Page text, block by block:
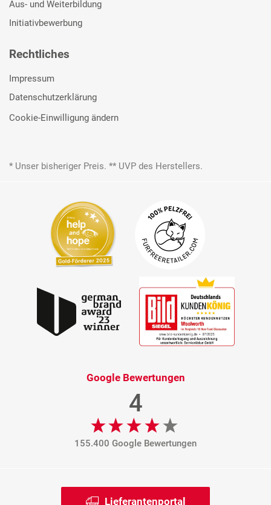
Aus- und Weiterbildung
Initiativbewerbung
Rechtliches
Impressum
Datenschutzerklärung
Cookie-Einwilligung ändern
* Unser bisheriger Preis. ** UVP des Herstellers.
Google Bewertungen
4
155.400 Google Bewertungen
Lieferantenportal